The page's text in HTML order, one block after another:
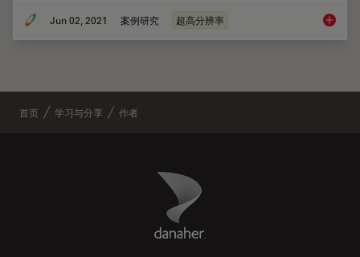
Jun 02, 2021 案例研究 超高分辨率 利用
首页 学习与分享 作者
Danaher Logo